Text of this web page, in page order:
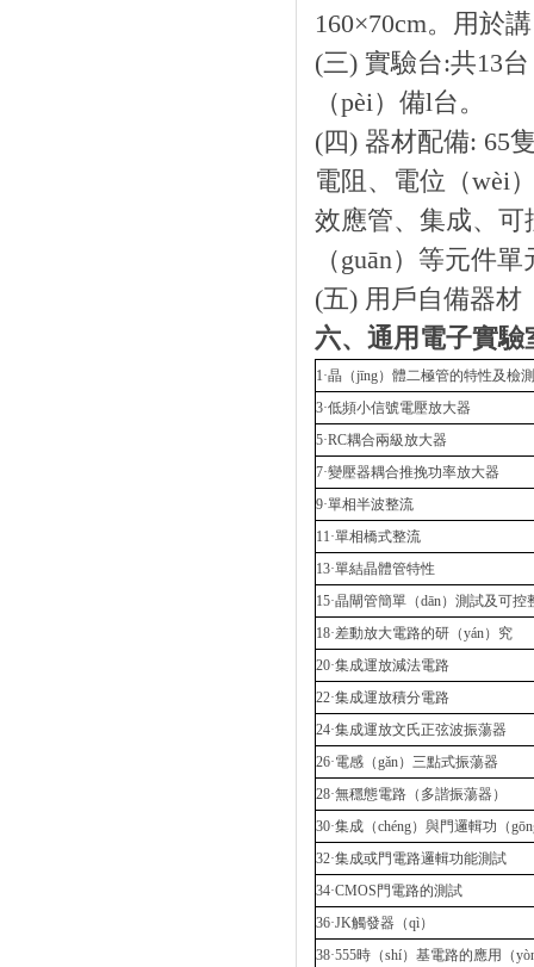
160×70cm。用於
(三) 實驗台:共13
（pèi）備l台。
(四) 器材配備: 65
電阻、電位（wèi
效應管、集成、
（guān）等元件
(五) 用戶自備器材
六、通用電子實
1·晶（jīng）體二極管的特性及檢
3·低頻小信號電壓放大器
5·RC耦合兩級放大器
7·變壓器耦合推挽功率放大器
9·單相半波整流
11·單相橋式整流
13·單結晶體管特性
15·晶閘管簡單（dān）測試及可控
18·差動放大電路的研（yán）究
20·集成運放減法電路
22·集成運放積分電路
24·集成運放文氏正弦波振蕩器
26·電感（gǎn）三點式振蕩器
28·無穩態電路（多諧振蕩器）
30·集成（chéng）與門邏輯功（
32·集成或門電路邏輯功能測試
34·CMOS門電路的測試
36·JK觸發器（qì）
38·555時（shí）基電路的應用（